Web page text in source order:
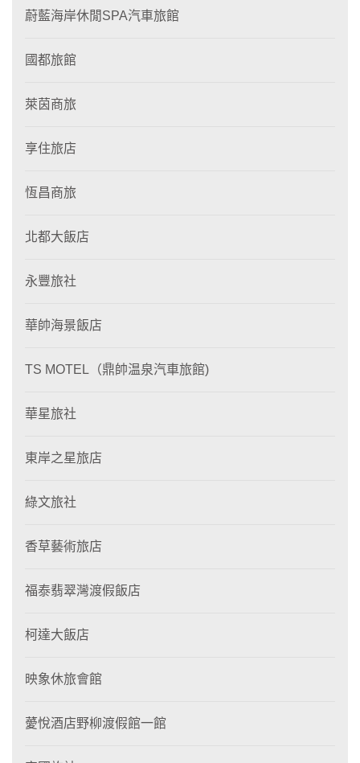
蔚藍海岸休閒SPA汽車旅館
國都旅館
萊茵商旅
享住旅店
恆昌商旅
北都大飯店
永豐旅社
華帥海景飯店
TS MOTEL（鼎帥温泉汽車旅館)
華星旅社
東岸之星旅店
綠文旅社
香草藝術旅店
福泰翡翠灣渡假飯店
柯達大飯店
映象休旅會館
薆悅酒店野柳渡假館一館